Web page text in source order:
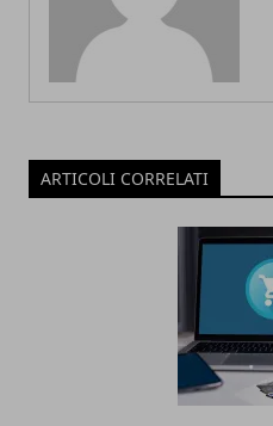
ARTICOLI CORRELATI